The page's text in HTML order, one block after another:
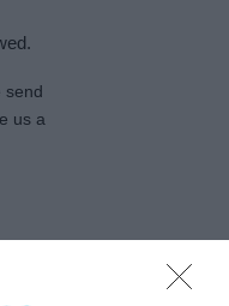
send
us a
link